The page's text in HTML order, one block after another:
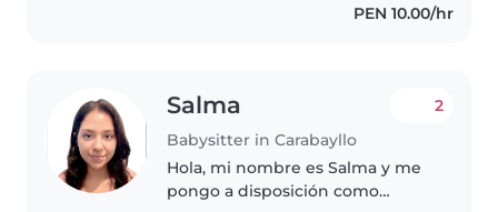
PEN 10.00/hr
Salma
Babysitter in Carabayllo
2
Hola, mi nombre es Salma y me
pongo a disposición como